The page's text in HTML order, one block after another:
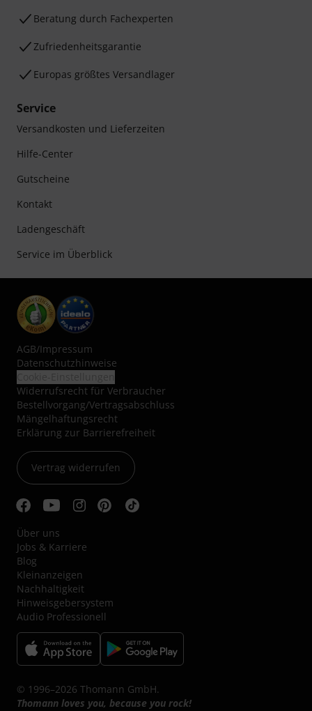
Beratung durch Fachexperten
Zufriedenheitsgarantie
Europas größtes Versandlager
Service
Versandkosten und Lieferzeiten
Hilfe-Center
Gutscheine
Kontakt
Ladengeschäft
Service im Überblick
AGB/Impressum
Datenschutzhinweise
Widerrufsrecht für Verbraucher
Bestellvorgang/Vertragsabschluss
Mängelhaftungsrecht
Erklärung zur Barrierefreiheit
Vertrag widerrufen
Über uns
Jobs & Karriere
Blog
Kleinanzeigen
Nachhaltigkeit
Hinweisgebersystem
Audio Professionell
© 1996–2026 Thomann GmbH.
Thomann loves you, because you rock!